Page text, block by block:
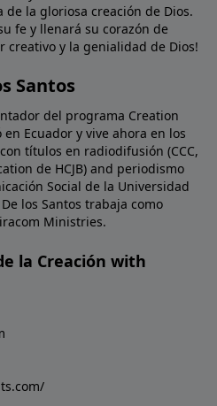
si la Biblia nos habla
creemos, ¿cómo
cuando nos habla de las
Señor, creemos; ayuda
de un nuevo aprecio
ser instruidos por
de Cristo Jesús.
experiment on light.
la gloriosa creación de Dios.
fe y llenará su corazón de
creativo y la genialidad de Dios!
Santos
del programa Creation
Ecuador y vive ahora en los
títulos en radiodifusión (CCC,
de HCJB) and periodismo
Social de la Universidad
los Santos trabaja como
Ministries.
la Creación with